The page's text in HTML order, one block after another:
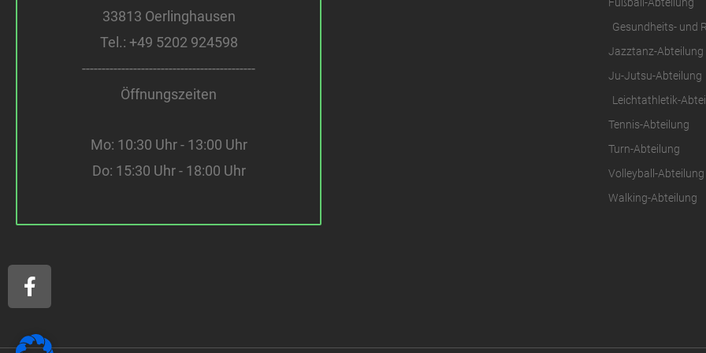
33813 Oerlinghausen
Tel.: +49 5202 924598
--------------------------------------------
Öffnungszeiten
Mo: 10:30 Uhr - 13:00 Uhr
Do: 15:30 Uhr - 18:00 Uhr
a
c
b
Gesundheits- und
Jazztanz-Abteilung
Ju-Jutsu-Abteilung
Leichtathletik-
Tennis-Abteilung
Turn-Abteilung
Volleyball-Abteilung
Walking-Abteilung